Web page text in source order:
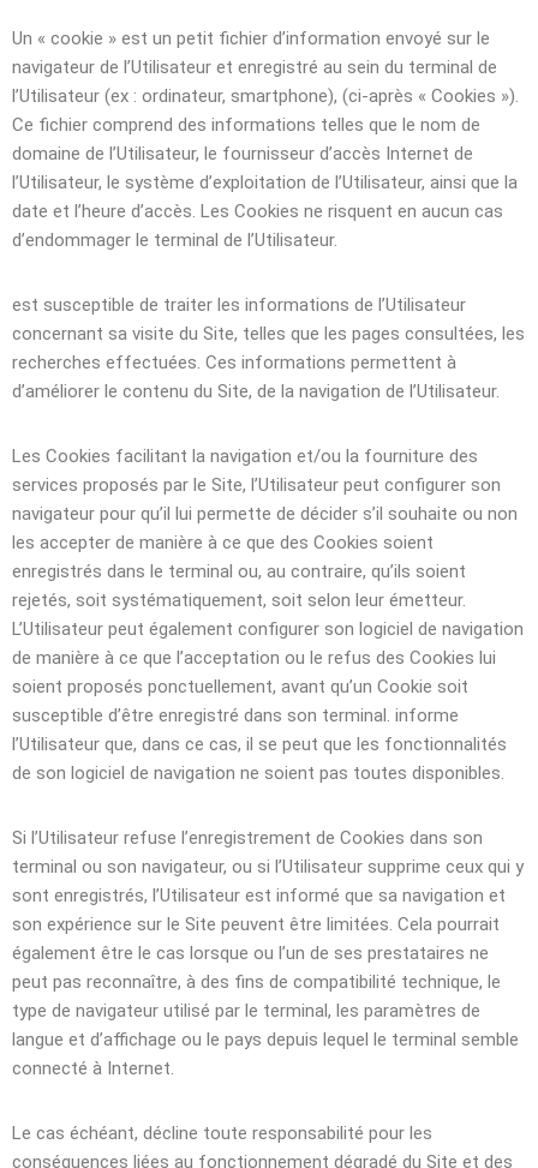
Un « cookie » est un petit fichier d’information envoyé sur le
navigateur de l’Utilisateur et enregistré au sein du terminal de
l’Utilisateur (ex : ordinateur, smartphone), (ci-après « Cookies »).
Ce fichier comprend des informations telles que le nom de
domaine de l’Utilisateur, le fournisseur d’accès Internet de
l’Utilisateur, le système d’exploitation de l’Utilisateur, ainsi que la
date et l’heure d’accès. Les Cookies ne risquent en aucun cas
d’endommager le terminal de l’Utilisateur.
est susceptible de traiter les informations de l’Utilisateur
concernant sa visite du Site, telles que les pages consultées, les
recherches effectuées. Ces informations permettent à
d’améliorer le contenu du Site, de la navigation de l’Utilisateur.
Les Cookies facilitant la navigation et/ou la fourniture des
services proposés par le Site, l’Utilisateur peut configurer son
navigateur pour qu’il lui permette de décider s’il souhaite ou non
les accepter de manière à ce que des Cookies soient
enregistrés dans le terminal ou, au contraire, qu’ils soient
rejetés, soit systématiquement, soit selon leur émetteur.
L’Utilisateur peut également configurer son logiciel de navigation
de manière à ce que l’acceptation ou le refus des Cookies lui
soient proposés ponctuellement, avant qu’un Cookie soit
susceptible d’être enregistré dans son terminal. informe
l’Utilisateur que, dans ce cas, il se peut que les fonctionnalités
de son logiciel de navigation ne soient pas toutes disponibles.
Si l’Utilisateur refuse l’enregistrement de Cookies dans son
terminal ou son navigateur, ou si l’Utilisateur supprime ceux qui y
sont enregistrés, l’Utilisateur est informé que sa navigation et
son expérience sur le Site peuvent être limitées. Cela pourrait
également être le cas lorsque ou l’un de ses prestataires ne
peut pas reconnaître, à des fins de compatibilité technique, le
type de navigateur utilisé par le terminal, les paramètres de
langue et d’affichage ou le pays depuis lequel le terminal semble
connecté à Internet.
Le cas échéant, décline toute responsabilité pour les
conséquences liées au fonctionnement dégradé du Site et des